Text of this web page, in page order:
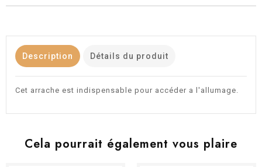
Description Détails du produit
Cet arrache est indispensable pour accéder a l'allumage.
Cela pourrait également vous plaire